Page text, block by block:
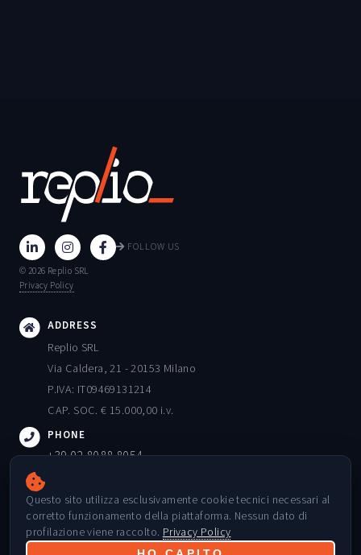
FOLLOW US
© 2026 Replio SRL
Privacy Policy
ADDRESS
Replio SRL
Via Caldera, 21 - 20153 Milano
P.IVA: IT09469131214
CAP. SOC. € 15.000,00 i.v.
PHONE
+39 02 8088 8054
info@replio.it
ORARI
Lunedì - Venerdì: 09:00 - 18:00
Questo sito utilizza esclusivamente cookie tecnici necessari al
corretto funzionamento della piattaforma. Nessun dato di
profilazione viene raccolto. Privacy Policy